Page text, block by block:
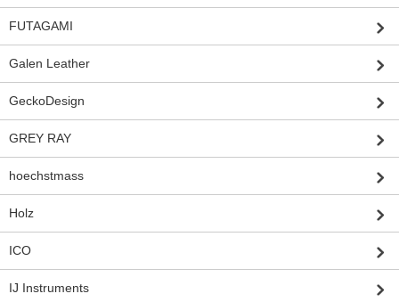
FUTAGAMI
Galen Leather
GeckoDesign
GREY RAY
hoechstmass
Holz
ICO
IJ Instruments